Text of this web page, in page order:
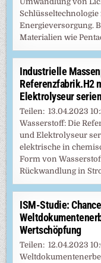
Energieversorgung.
Materialien wie
Industrielle
Referenzfabrik.H2
Elektrolyseur
Teilen: 13.04.2023
Wasserstoff: Die
und Elektrolyseur
elektrische in
Form von
Rückwandlung in
ISM-Studie:
Wertschöpfung
Teilen: 12.04.2023